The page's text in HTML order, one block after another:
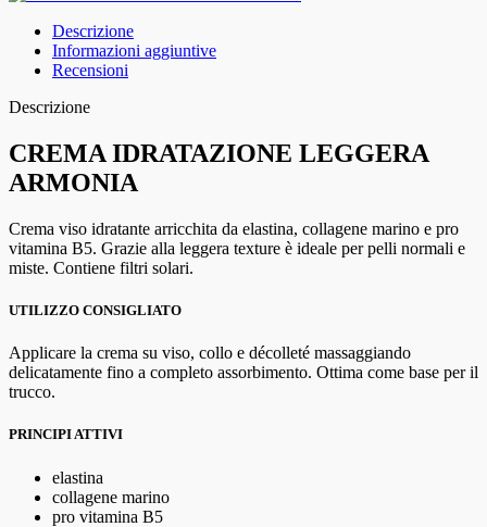
Descrizione
Informazioni aggiuntive
Recensioni
Descrizione
CREMA IDRATAZIONE LEGGERA
ARMONIA
Crema viso idratante arricchita da elastina, collagene marino e pro
vitamina B5. Grazie alla leggera texture è ideale per pelli normali e
miste. Contiene filtri solari.
UTILIZZO CONSIGLIATO
Applicare la crema su viso, collo e décolleté massaggiando
delicatamente fino a completo assorbimento. Ottima come base per il
trucco.
PRINCIPI ATTIVI
elastina
collagene marino
pro vitamina B5